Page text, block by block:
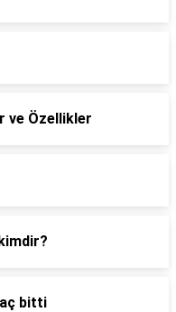
ve Özellikler
bitti